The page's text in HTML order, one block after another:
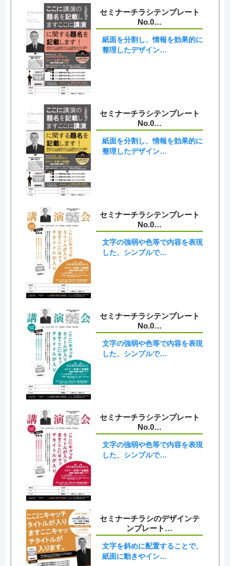
セミナーチラシテンプレート
No.0…
紙面を分割し、情報を効果的に
整理したデザイン…
セミナーチラシテンプレート
No.0…
紙面を分割し、情報を効果的に
整理したデザイン…
セミナーチラシテンプレート
No.0…
文字の強弱や色等で内容を表現
した、シンプルで…
セミナーチラシテンプレート
No.0…
文字の強弱や色等で内容を表現
した、シンプルで…
セミナーチラシテンプレート
No.0…
文字の強弱や色等で内容を表現
した、シンプルで…
セミナーチラシのデザインテ
ンプレート…
文字を斜めに配置することで、
紙面に動きやイン…